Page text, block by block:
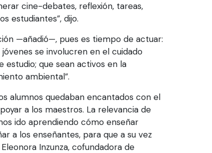
cine-debates, reflexión, tareas,
estudiantes”, dijo.
—añadió—, pues es tiempo de actuar:
se involucren en el cuidado
estudio; que sean activos en la
ambiental”.
alumnos quedaban encantados con el
a los maestros. La relevancia de
ido aprendiendo cómo enseñar
a los enseñantes, para que a su vez
Inzunza, cofundadora de